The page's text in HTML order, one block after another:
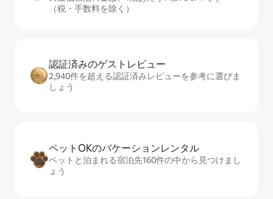
（税・手数料を除く）
認証済みのゲ⁠ス⁠ト⁠レ⁠ビ⁠ュ⁠ー
2,940件を超える認証済みレビューを参考に選びま
しょう
ペットOKのバ⁠ケ⁠ー⁠シ⁠ョ⁠ンレ⁠ン⁠タ⁠ル
ペットと泊まれる宿泊先160件の中から見つけまし
ょう